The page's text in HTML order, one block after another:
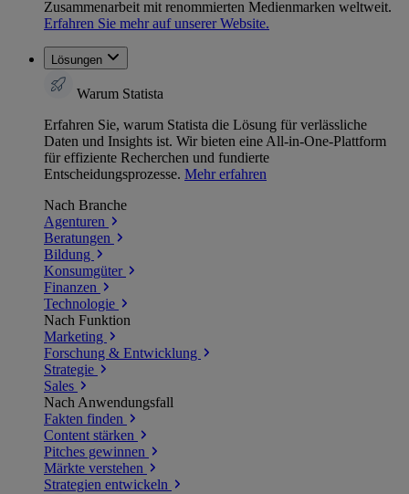
Zusammenarbeit mit renommierten Medienmarken weltweit.
Erfahren Sie mehr auf unserer Website.
Lösungen
Warum Statista
Erfahren Sie, warum Statista die Lösung für verlässliche
Daten und Insights ist. Wir bieten eine All-in-One-Plattform
für effiziente Recherchen und fundierte
Entscheidungsprozesse. Mehr erfahren
Nach Branche
Agenturen
Beratungen
Bildung
Konsumgüter
Finanzen
Technologie
Nach Funktion
Marketing
Forschung & Entwicklung
Strategie
Sales
Nach Anwendungsfall
Fakten finden
Content stärken
Pitches gewinnen
Märkte verstehen
Strategien entwickeln